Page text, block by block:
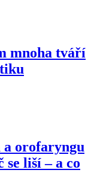
mnoha tváří
orofaryngu
se liší –⁠ a co